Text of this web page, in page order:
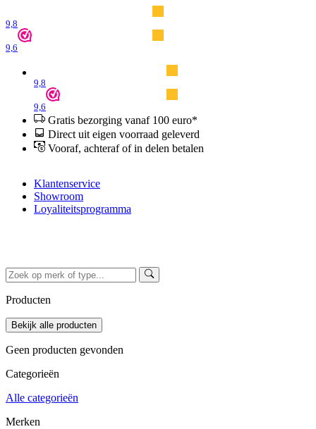
9,8
9,6
9,8
9,6
Gratis bezorging vanaf 100 euro*
Direct uit eigen voorraad geleverd
Vooraf, achteraf of in delen betalen
Klantenservice
Showroom
Loyaliteitsprogramma
Producten
Geen producten gevonden
Categorieën
Alle categorieën
Merken